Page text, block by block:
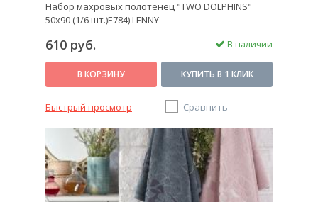
Набор махровых полотенец "TWO DOLPHINS"
50х90 (1/6 шт.)E784) LENNY
610 руб. В наличии
В КОРЗИНУ КУПИТЬ В 1 КЛИК
Быстрый просмотр Сравнить